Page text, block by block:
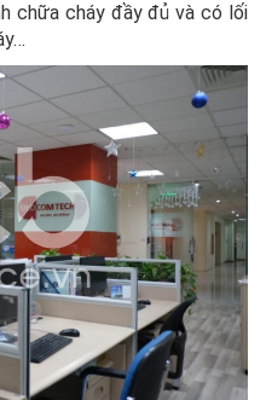
chữa cháy đầy đủ và có lối